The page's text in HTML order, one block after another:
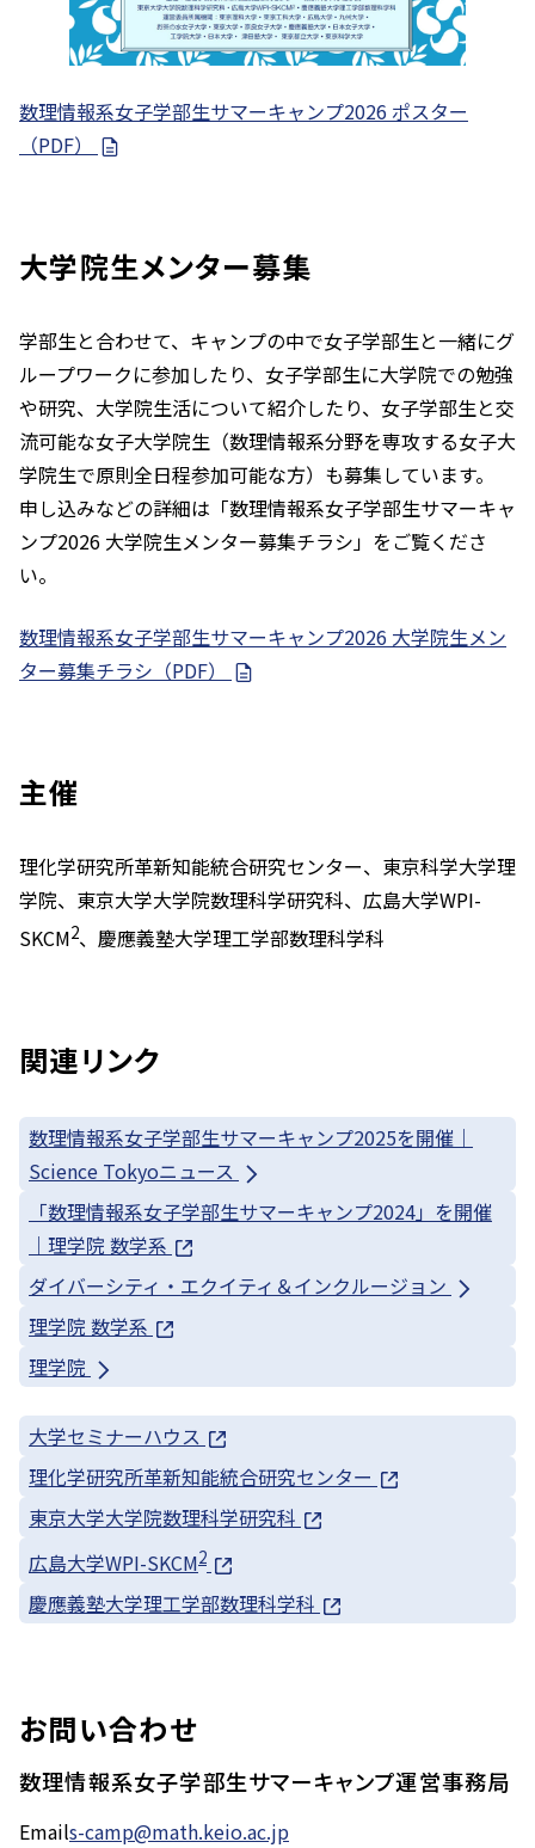
数理情報系女子学部生サマーキャンプ2026 ポスター
（PDF）
大学院生メンター募集
学部生と合わせて、キャンプの中で女子学部生と一緒にグ
ループワークに参加したり、女子学部生に大学院での勉強
や研究、大学院生活について紹介したり、女子学部生と交
流可能な女子大学院生（数理情報系分野を専攻する女子大
学院生で原則全日程参加可能な方）も募集しています。
申し込みなどの詳細は「数理情報系女子学部生サマーキャ
ンプ2026 大学院生メンター募集チラシ」をご覧くださ
い。
数理情報系女子学部生サマーキャンプ2026 大学院生メン
ター募集チラシ（PDF）
主催
理化学研究所革新知能統合研究センター、東京科学大学理
学院、東京大学大学院数理科学研究科、広島大学WPI-
SKCM2、慶應義塾大学理工学部数理科学科
関連リンク
数理情報系女子学部生サマーキャンプ2025を開催｜
Science Tokyoニュース
「数理情報系女子学部生サマーキャンプ2024」を開催
｜理学院 数学系
ダイバーシティ・エクイティ＆インクルージョン
理学院 数学系
理学院
大学セミナーハウス
理化学研究所革新知能統合研究センター
東京大学大学院数理科学研究科
広島大学WPI-SKCM2
慶應義塾大学理工学部数理科学科
お問い合わせ
数理情報系女子学部生サマーキャンプ運営事務局
Emails-camp@math.keio.ac.jp